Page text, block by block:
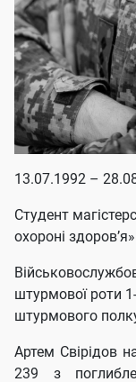
13.07.1992 –
Студент
охороні
штурмової роти
штурмового
Артем Свірідов
239 з